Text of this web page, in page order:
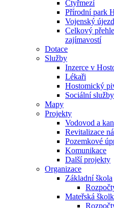
Čtyřmezí
Přírodní park
Vojenský
Celkový
zajímavostí
Dotace
Služby
Inzerce v
Lékaři
Hostomický
Sociální služby
Mapy
Projekty
Vodovod a
Revitalizace
Pozemkové
Komunikace
Další projekty
Organizace
Základní škola
Mateřská